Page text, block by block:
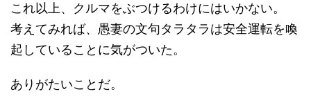
これ以上、クルマをぶつけるわけにはいかない。
考えてみれば、愚妻の文句タラタラは安全運転を喚
起していることに気がついた。
ありがたいことだ。